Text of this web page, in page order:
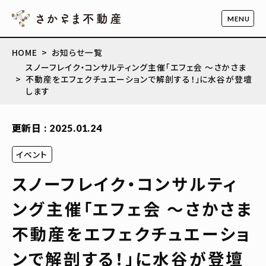
HOME
お知らせ一覧
スノーフレイク・コンサルティング主催「エフェ会 ～さかさま
不動産をエフェクチュエーションで解剖する！」に水谷が登壇
します
更新日 : 2025.01.24
イベント
スノーフレイク・コンサルティ
ング主催「エフェ会 ～さかさま
不動産をエフェクチュエーショ
ンで解剖する！」に水谷が登壇